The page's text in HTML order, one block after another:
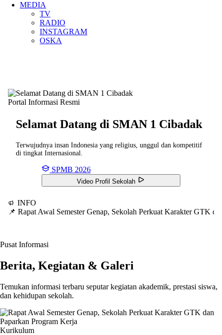
MEDIA
TV
RADIO
INSTAGRAM
OSKA
Portal Informasi Resmi
Selamat Datang di SMAN 1 Cibadak
Terwujudnya insan Indonesia yang religius, unggul dan kompetitif
di tingkat Internasional.
SPMB 2026
Video Profil Sekolah
INFO
📌 Rapat Awal Semester Genap, Sekolah Perkuat Karakter GTK
Pusat Informasi
Berita, Kegiatan & Galeri
Temukan informasi terbaru seputar kegiatan akademik, prestasi siswa,
dan kehidupan sekolah.
Kurikulum